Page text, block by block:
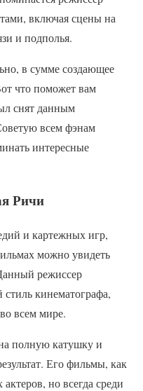
включая сцены на
и подполья.
в сумме создающее
что поможет вам
снят данным
всем фэнам
интересные
Ричи
и картежных игр,
можно увидеть
режиссер
кинематографа,
всем мире.
полную катушку и
Его фильмы, как
но всегда среди